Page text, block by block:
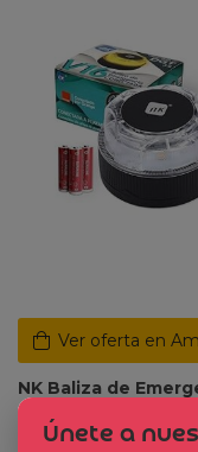
Ver oferta en
NK Baliza de
V16 con
Conexión DGT 3.0
Únete a